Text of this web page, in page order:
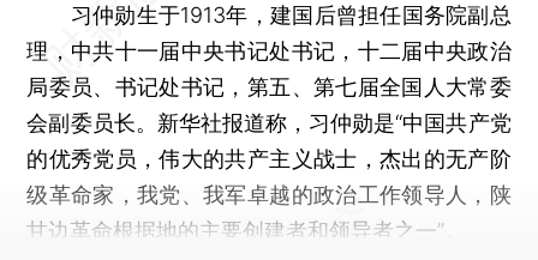
习仲勋生于1913年，建国后曾担任国务院副总
理，中共十一届中央书记处书记，十二届中央政治
局委员、书记处书记，第五、第七届全国人大常委
会副委员长。新华社报道称，习仲勋是“中国共产党
的优秀党员，伟大的共产主义战士，杰出的无产阶
级革命家，我党、我军卓越的政治工作领导人，陕
甘边革命根据地的主要创建者和领导者之一”。